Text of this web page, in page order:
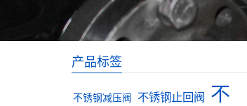
产品标签
不锈钢减压阀 不锈钢止回阀
不